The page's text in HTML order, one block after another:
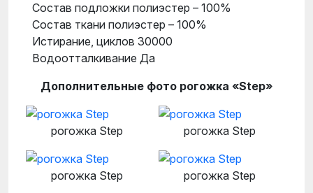
Состав подложки полиэстер – 100%
Состав ткани полиэстер – 100%
Истирание, циклов 30000
Водоотталкивание Да
Дополнительные фото рогожка «Step»
рогожка Step рогожка Step
рогожка Step рогожка Step